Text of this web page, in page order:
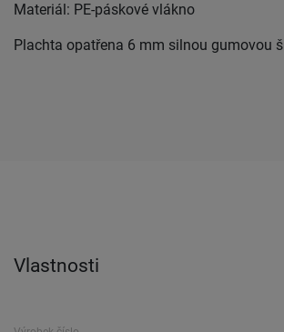
Materiál: PE-páskové vlákno
Plachta opatřena 6 mm silnou gumovou
Vlastnosti